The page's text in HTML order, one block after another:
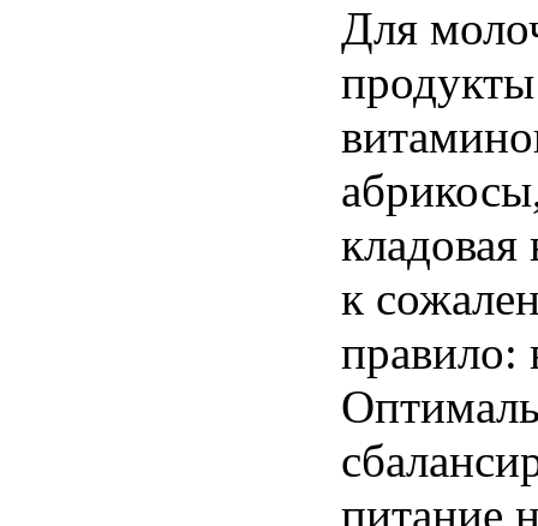
Для
продукты
абрикосы
кладовая
к
правило:
питание